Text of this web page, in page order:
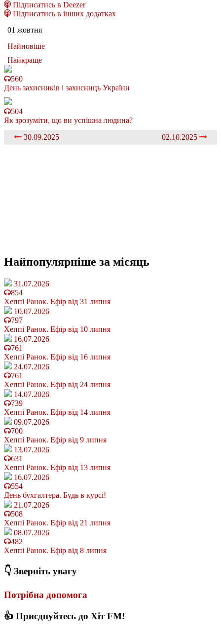
Підписатись в Deezer
Підписатись в інших додатках
01 жовтня
Найновіше
Найкраще
560
День захисників і захисниць України
504
Як зрозуміти, що ви успішна людина?
30.09.2025
02.10.2025
Найпопулярніше за місяць
31.07.2026
854
Хеппі Ранок. Ефір від 31 липня
10.07.2026
797
Хеппі Ранок. Ефір від 10 липня
16.07.2026
761
Хеппі Ранок. Ефір від 16 липня
24.07.2026
761
Хеппі Ранок. Ефір від 24 липня
14.07.2026
739
Хеппі Ранок. Ефір від 14 липня
09.07.2026
700
Хеппі Ранок. Ефір від 9 липня
13.07.2026
631
Хеппі Ранок. Ефір від 13 липня
16.07.2026
554
День бухгалтера. Будь в курсі!
21.07.2026
508
Хеппі Ранок. Ефір від 21 липня
08.07.2026
482
Хеппі Ранок. Ефір від 8 липня
👇 Зверніть увагу
Потрібна допомога
👍 Приєднуйтесь до Хіт FM!